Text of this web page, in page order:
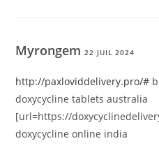
Myrongem22 JUIL 2024
http://paxloviddelivery.pro/#
doxycycline tablets australia
[url=https://
doxycycline online india